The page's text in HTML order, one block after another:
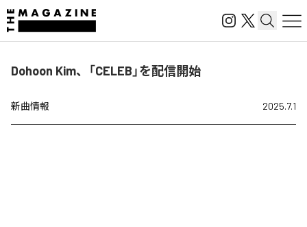
Dohoon Kim、「CELEB」を配信開始
新曲情報 2025.7.1